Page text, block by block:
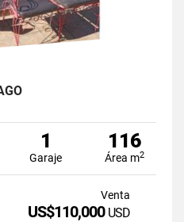
1
Garaje
116
Área m2
Venta
US$110,000 USD